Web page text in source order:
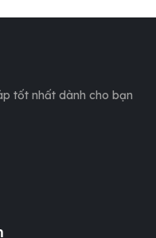
tốt nhất dành cho bạn